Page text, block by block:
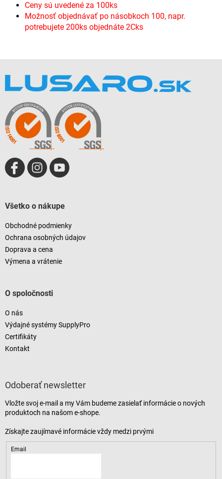
Ceny sú uvedené za 100ks
Možnosť objednávať po násobkoch 100, napr.
potrebujete 200ks objednáte 2Cks
Všetko o nákupe
Obchodné podmienky
Ochrana osobných údajov
Doprava a cena
Výmena a vrátenie
O spoločnosti
O nás
Výdajné systémy SupplyPro
Certifikáty
Kontakt
Odoberať newsletter
Vložte svoj e-mail a my Vám budeme zasielať informácie o nových
produktoch na našom e-shope.
Email